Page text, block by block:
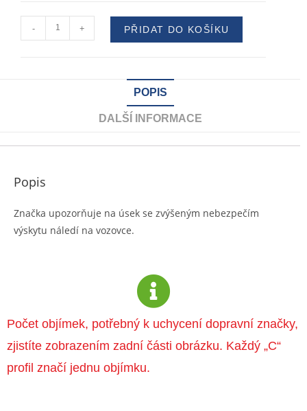
- + PŘIDAT DO KOŠÍKU
POPIS
DALŠÍ INFORMACE
Popis
Značka upozorňuje na úsek se zvýšeným nebezpečím
výskytu náledí na vozovce.
Počet objímek, potřebný k uchycení dopravní značky,
zjistíte zobrazením zadní části obrázku. Každý „C“
profil značí jednu objímku.